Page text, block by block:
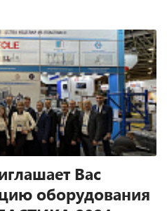
Вас
оборудования